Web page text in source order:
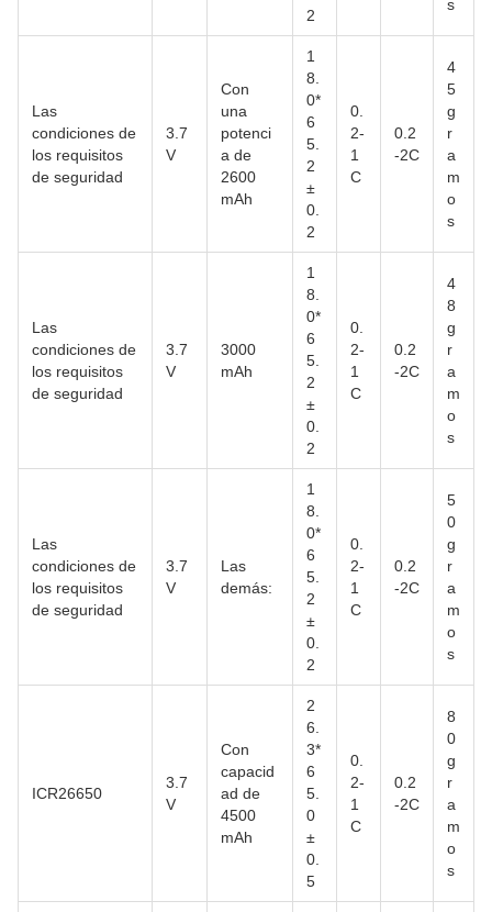
2
s
Las
condiciones de
los requisitos
de seguridad
3.7
V
Con
una
potenci
a de
2600
mAh
1
8.
0*
6
5.
2
±
0.
2
0.
2-
1
C
0.2
-2C
4
5
g
r
a
m
o
s
Las
condiciones de
los requisitos
de seguridad
3.7
V
3000
mAh
1
8.
0*
6
5.
2
±
0.
2
0.
2-
1
C
0.2
-2C
4
8
g
r
a
m
o
s
Las
condiciones de
los requisitos
de seguridad
3.7
V
Las
demás:
1
8.
0*
6
5.
2
±
0.
2
0.
2-
1
C
0.2
-2C
5
0
g
r
a
m
o
s
ICR26650
3.7
V
Con
capacid
ad de
4500
mAh
2
6.
3*
6
5.
0
±
0.
5
0.
2-
1
C
0.2
-2C
8
0
g
r
a
m
o
s